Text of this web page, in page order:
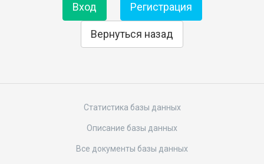
Вход Регистрация
Вернуться назад
Статистика базы данных
Описание базы данных
Все документы базы данных